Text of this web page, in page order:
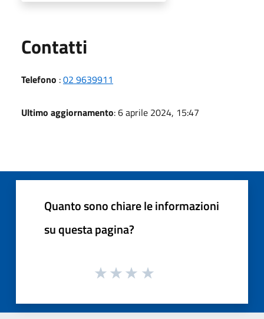
Contatti
Telefono :02 9639911
Ultimo aggiornamento: 6 aprile 2024, 15:47
Quanto sono chiare le informazioni
su questa pagina?